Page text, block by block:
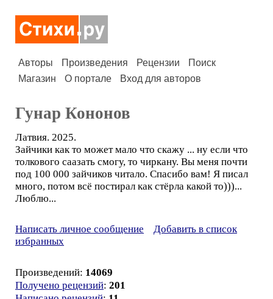
Авторы Произведения Рецензии
Поиск
Магазин
О портале Вход для авторов
Гунар Кононов
Латвия. 2025.
Зайчики как то может мало что скажу ... ну если что
толкового саазать смогу, то чиркану. Вы меня почти
под 100 000 зайчиков читало. Спасибо вам! Я писал
много, потом всё постирал как стёрла какой то)))...
Люблю...
Написать личное сообщение
Добавить в список
избранных
Произведений: 14069
Получено рецензий: 201